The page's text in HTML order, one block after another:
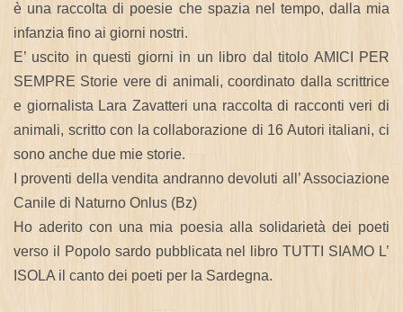
è una raccolta di poesie che spazia nel tempo, dalla mia
infanzia fino ai giorni nostri.
E’ uscito in questi giorni in un libro dal titolo AMICI PER
SEMPRE Storie vere di animali, coordinato dalla scrittrice
e giornalista Lara Zavatteri una raccolta di racconti veri di
animali, scritto con la collaborazione di 16 Autori italiani, ci
sono anche due mie storie.
I proventi della vendita andranno devoluti all’ Associazione
Canile di Naturno Onlus (Bz)
Ho aderito con una mia poesia alla solidarietà dei poeti
verso il Popolo sardo pubblicata nel libro TUTTI SIAMO L’
ISOLA il canto dei poeti per la Sardegna.